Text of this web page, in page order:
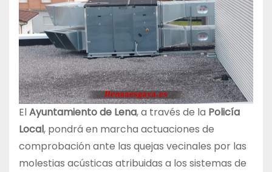
ElAyuntamiento de Lena, a través de la Policía
Local, pondrá en marcha actuaciones de
comprobación ante las quejas vecinales por las
molestias acústicas atribuidas a los sistemas de